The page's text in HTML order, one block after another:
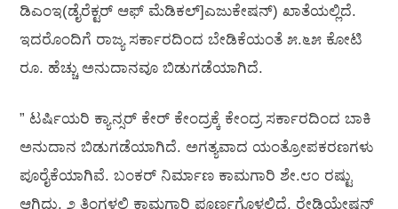
ಡಿಎಂಇ(ಡೈರೆಕ್ಟರ್ ಆಫ್ ಮೆಡಿಕಲ್]ಎಜುಕೇಷನ್) ಖಾತೆಯಲ್ಲಿದೆ.
ಇದರೊಂದಿಗೆ ರಾಜ್ಯ ಸರ್ಕಾರದಿಂದ ಬೇಡಿಕೆಯಂತೆ ೫.೬೫ ಕೋಟಿ
ರೂ. ಹೆಚ್ಚು ಅನುದಾನವೂ ಬಿಡುಗಡೆಯಾಗಿದೆ.
” ಟರ್ಷಿಯರಿ ಕ್ಯಾನ್ಸರ್ ಕೇರ್ ಕೇಂದ್ರಕ್ಕೆ ಕೇಂದ್ರ ಸರ್ಕಾರದಿಂದ ಬಾಕಿ
ಅನುದಾನ ಬಿಡುಗಡೆಯಾಗಿದೆ. ಅಗತ್ಯವಾದ ಯಂತ್ರೋಪಕರಣಗಳು
ಪೂರೈಕೆಯಾಗಿವೆ. ಬಂಕರ್ ನಿರ್ಮಾಣ ಕಾಮಗಾರಿ ಶೇ.೮೦ ರಷ್ಟು
ಆಗಿದ್ದು, ೨ ತಿಂಗಳಲ್ಲಿ ಕಾಮಗಾರಿ ಪೂರ್ಣಗೊಳ್ಳಲಿದೆ. ರೇಡಿಯೇಷನ್